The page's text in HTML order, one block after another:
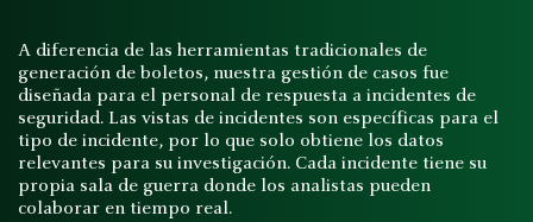
A diferencia de las herramientas tradicionales de
generación de boletos, nuestra gestión de casos fue
diseñada para el personal de respuesta a incidentes de
seguridad. Las vistas de incidentes son específicas para el
tipo de incidente, por lo que solo obtiene los datos
relevantes para su investigación. Cada incidente tiene su
propia sala de guerra donde los analistas pueden
colaborar en tiempo real.